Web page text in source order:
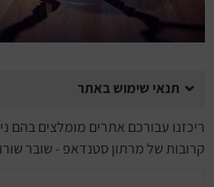
סרטים
תנאי שימוש באתר
ריכזנו עבורכם אתרים מומלצים בהם
קרובות של מרתון סטנדאפ - שובר